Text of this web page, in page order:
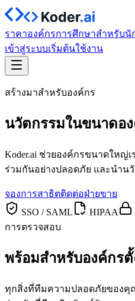
ราคาองค์กรการศึกษาสำหรับนั
เข้าสู่ระบบเริ่มต้นใช้งาน
สร้างมาสำหรับองค์กร
นวัตกรรมในขนาดอ
Koder.ai ช่วยองค์กรขนาดใหญ่
ร่วมกันอย่างปลอดภัย และนำน
จองการสาธิตติดต่อฝ่ายขาย
SSO / SAML
HIPAA
การตรวจสอบ
พร้อมสำหรับองค์กร
ทุกสิ่งที่ทีมความปลอดภัยของคุ